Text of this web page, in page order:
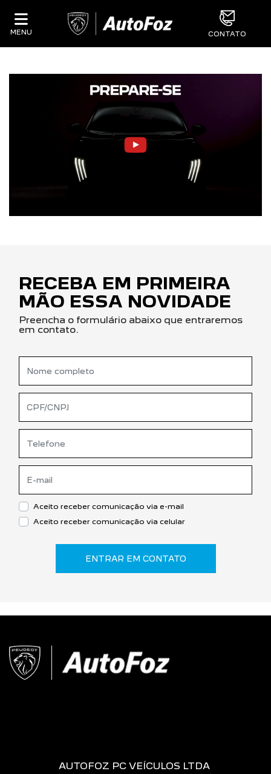
MENU CONTATO
RECEBA EM PRIMEIRA
MÃO ESSA NOVIDADE
Preencha o formulário abaixo que entraremos
em contato.
Aceito receber comunicação via e-mail
Aceito receber comunicação via celular
ENTRAR EM CONTATO
AUTOFOZ PC VEÍCULOS LTDA